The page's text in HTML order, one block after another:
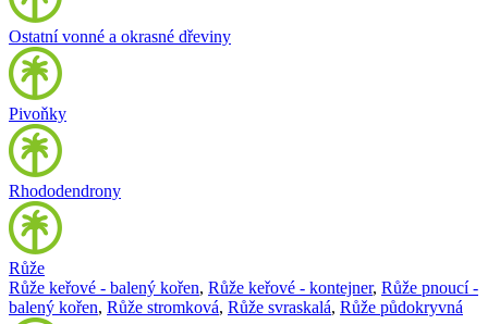
Ostatní vonné a okrasné dřeviny
Pivoňky
Rhododendrony
Růže
Růže keřové - balený kořen, Růže keřové - kontejner, Růže pnoucí -
balený kořen, Růže stromková, Růže svraskalá, Růže půdokryvná